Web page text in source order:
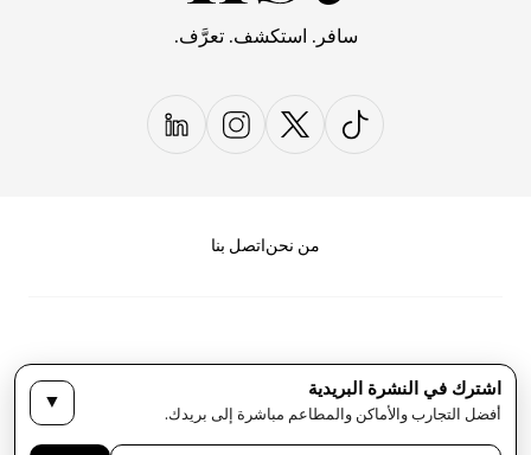
سافر. استكشف. تعرَّف.
من نحن اتصل بنا
سياسة الخصوصية
الأحكام والشروط
حقوق النشر لمجلة LIST كل الحقوق محفوظة
اشترك في النشرة البريدية
أفضل التجارب والأماكن والمطاعم مباشرة إلى بريدك.
▼